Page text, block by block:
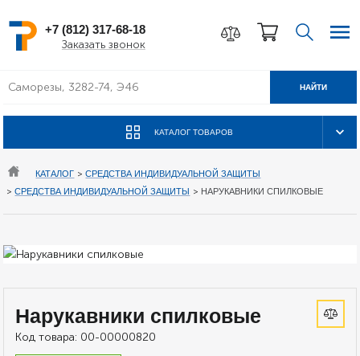
+7 (812) 317-68-18
Заказать звонок
КАТАЛОГ ТОВАРОВ
НАЙТИ
КАТАЛОГ >СРЕДСТВА ИНДИВИДУАЛЬНОЙ ЗАЩИТЫ
>СРЕДСТВА ИНДИВИДУАЛЬНОЙ ЗАЩИТЫ > НАРУКАВНИКИ СПИЛКОВЫЕ
Нарукавники спилковые
Код товара: 00-00000820